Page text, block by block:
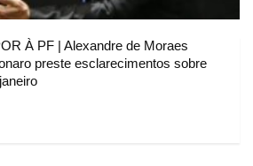
À PF | Alexandre de Moraes
preste esclarecimentos sobre